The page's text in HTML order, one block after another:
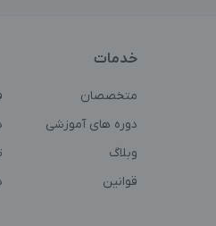
خدمات
متخصصان
دوره های آموزشی
وبلاگ
قوانین